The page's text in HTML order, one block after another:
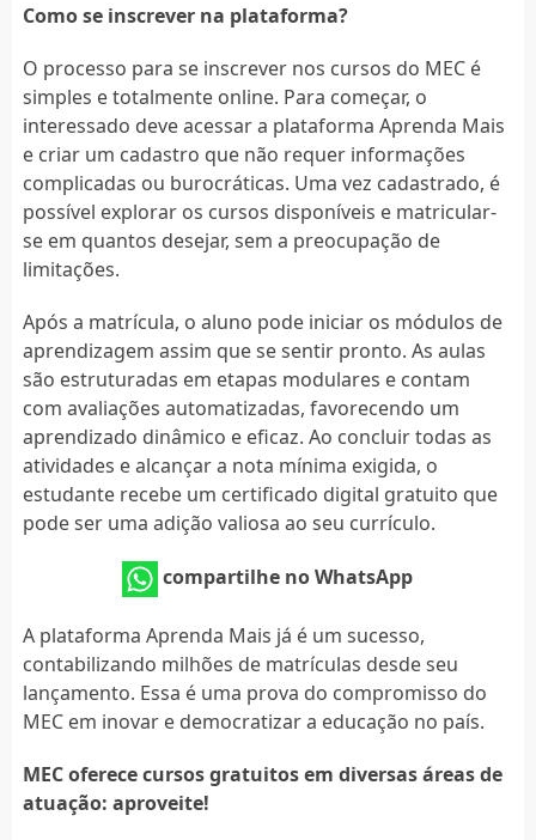
Como se inscrever na plataforma?
O processo para se inscrever nos cursos do MEC é
simples e totalmente online. Para começar, o
interessado deve acessar a plataforma Aprenda Mais
e criar um cadastro que não requer informações
complicadas ou burocráticas. Uma vez cadastrado, é
possível explorar os cursos disponíveis e matricular-
se em quantos desejar, sem a preocupação de
limitações.
Após a matrícula, o aluno pode iniciar os módulos de
aprendizagem assim que se sentir pronto. As aulas
são estruturadas em etapas modulares e contam
com avaliações automatizadas, favorecendo um
aprendizado dinâmico e eficaz. Ao concluir todas as
atividades e alcançar a nota mínima exigida, o
estudante recebe um certificado digital gratuito que
pode ser uma adição valiosa ao seu currículo.
compartilhe no WhatsApp
A plataforma Aprenda Mais já é um sucesso,
contabilizando milhões de matrículas desde seu
lançamento. Essa é uma prova do compromisso do
MEC em inovar e democratizar a educação no país.
MEC oferece cursos gratuitos em diversas áreas de
atuação: aproveite!